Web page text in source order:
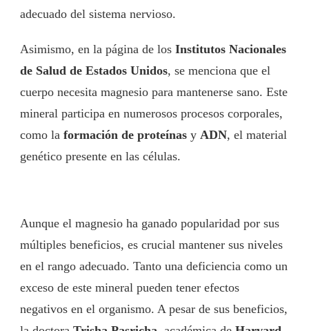
adecuado del sistema nervioso.
Asimismo, en la página de los Institutos Nacionales
de Salud de Estados Unidos, se menciona que el
cuerpo necesita magnesio para mantenerse sano. Este
mineral participa en numerosos procesos corporales,
como la formación de proteínas y ADN, el material
genético presente en las células.
Aunque el magnesio ha ganado popularidad por sus
múltiples beneficios, es crucial mantener sus niveles
en el rango adecuado. Tanto una deficiencia como un
exceso de este mineral pueden tener efectos
negativos en el organismo. A pesar de sus beneficios,